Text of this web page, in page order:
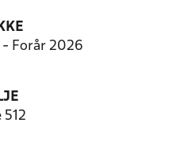
- Forår 2026
512